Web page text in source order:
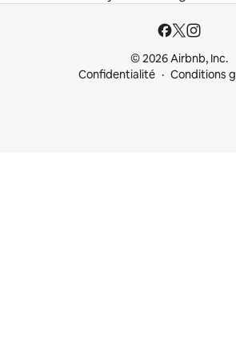
© 2026 Airbnb, Inc.
Confidentialité
Conditions